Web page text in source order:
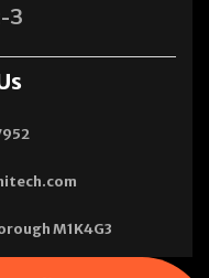
3
M1K4G3